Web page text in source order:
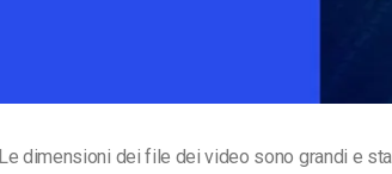
Le dimensioni dei file dei video sono grandi e